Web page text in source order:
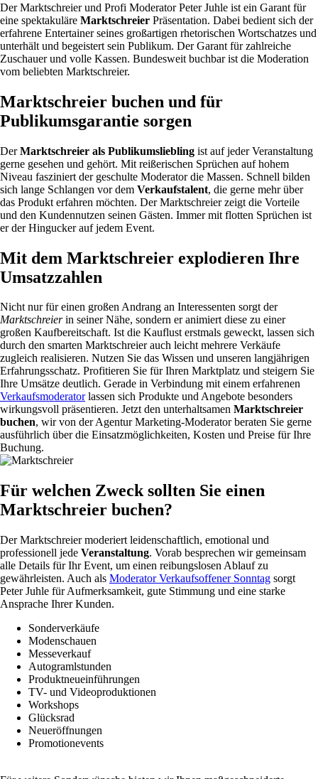
Der Marktschreier und Profi Moderator Peter Juhle ist ein Garant für
eine spektakuläre Marktschreier Präsentation. Dabei bedient sich der
erfahrene Entertainer seines großartigen rhetorischen Wortschatzes und
unterhält und begeistert sein Publikum. Der Garant für zahlreiche
Zuschauer und volle Kassen. Bundesweit buchbar ist die Moderation
vom beliebten Marktschreier.
Marktschreier buchen und für
Publikumsgarantie sorgen
DerMarktschreier als Publikumsliebling ist auf jeder Veranstaltung
gerne gesehen und gehört. Mit reißerischen Sprüchen auf hohem
Niveau fasziniert der geschulte Moderator die Massen. Schnell bilden
sich lange Schlangen vor dem Verkaufstalent, die gerne mehr über
das Produkt erfahren möchten. Der Marktschreier zeigt die Vorteile
und den Kundennutzen seinen Gästen. Immer mit flotten Sprüchen ist
er der Hingucker auf jedem Event.
Mit dem Marktschreier explodieren Ihre
Umsatzzahlen
Nicht nur für einen großen Andrang an Interessenten sorgt der
Marktschreierin seiner Nähe, sondern er animiert diese zu einer
großen Kaufbereitschaft. Ist die Kauflust erstmals geweckt, lassen sich
durch den smarten Marktschreier auch leicht mehrere Verkäufe
zugleich realisieren. Nutzen Sie das Wissen und unseren langjährigen
Erfahrungsschatz. Profitieren Sie für Ihren Marktplatz und steigern Sie
Ihre Umsätze deutlich. Gerade in Verbindung mit einem erfahrenen
Verkaufsmoderatorlassen sich Produkte und Angebote besonders
wirkungsvoll präsentieren. Jetzt den unterhaltsamen Marktschreier
buchen, wir von der Agentur Marketing-Moderator beraten Sie gerne
ausführlich über die Einsatzmöglichkeiten, Kosten und Preise für Ihre
Buchung.
Für welchen Zweck sollten Sie einen
Marktschreier buchen?
Der Marktschreier moderiert leidenschaftlich, emotional und
professionell jede Veranstaltung. Vorab besprechen wir gemeinsam
alle Details für Ihr Event, um einen reibungslosen Ablauf zu
gewährleisten. Auch als Moderator Verkaufsoffener Sonntag sorgt
Peter Juhle für Aufmerksamkeit, gute Stimmung und eine starke
Ansprache Ihrer Kunden.
Sonderverkäufe
Modenschauen
Messeverkauf
Autogramlstunden
Produktneueinführungen
TV- und Videoproduktionen
Workshops
Glücksrad
Neueröffnungen
Promotionevents